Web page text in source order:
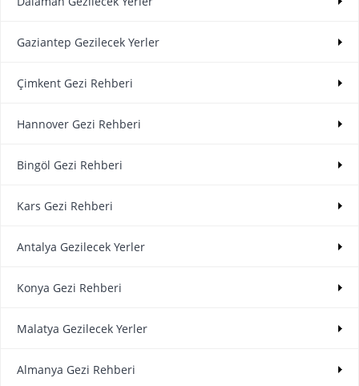
Gaziantep Gezilecek Yerler
Çimkent Gezi Rehberi
Hannover Gezi Rehberi
Bingöl Gezi Rehberi
Kars Gezi Rehberi
Antalya Gezilecek Yerler
Konya Gezi Rehberi
Malatya Gezilecek Yerler
Almanya Gezi Rehberi